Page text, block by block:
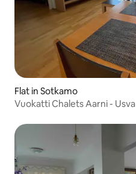
Flat in Sotkamo
Vuokatti Chalets Aarni - Usva